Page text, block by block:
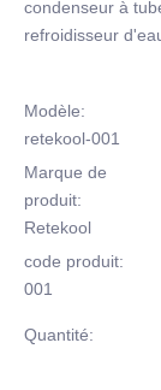
condenseur à
refroidisseur
Modèle:
retekool-001
Marque de
produit:
Retekool
code produit:
001
Quantité: